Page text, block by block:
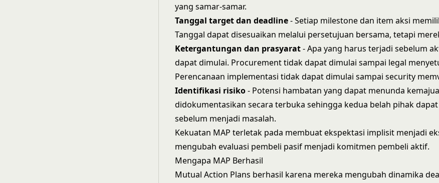
yang samar-samar.
Tanggal target dan deadline- Setiap milestone dan item aksi
Tanggal dapat disesuaikan melalui persetujuan bersama, tetapi
Ketergantungan dan prasyarat- Apa yang harus terjadi sebelum
dapat dimulai. Procurement tidak dapat dimulai sampai legal
Perencanaan implementasi tidak dapat dimulai sampai security
Identifikasi risiko- Potensi hambatan yang dapat menunda
didokumentasikan secara terbuka sehingga kedua belah pihak
sebelum menjadi masalah.
Kekuatan MAP terletak pada membuat ekspektasi implisit menjadi
mengubah evaluasi pembeli pasif menjadi komitmen pembeli aktif.
Mengapa MAP Berhasil
Mutual Action Plans berhasil karena mereka mengubah dinamika